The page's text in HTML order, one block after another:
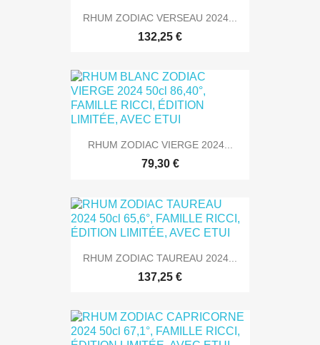
RHUM ZODIAC VERSEAU 2024...
132,25 €
RHUM ZODIAC VIERGE 2024...
79,30 €
RHUM ZODIAC TAUREAU 2024...
137,25 €